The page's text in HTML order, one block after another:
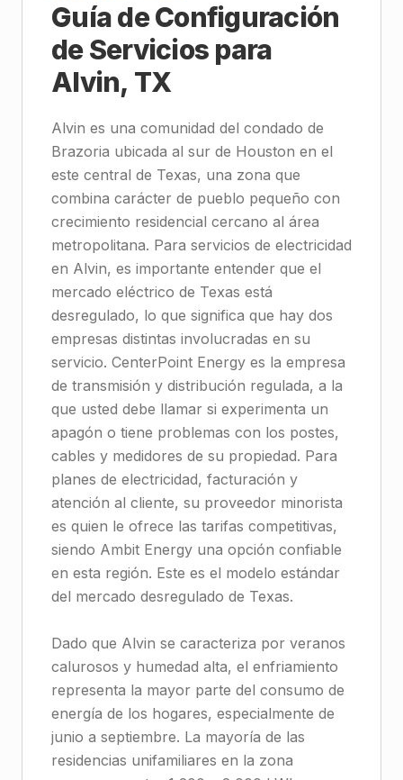
Guía de Configuración
de Servicios para
Alvin, TX
Alvin es una comunidad del condado de
Brazoria ubicada al sur de Houston en el
este central de Texas, una zona que
combina carácter de pueblo pequeño con
crecimiento residencial cercano al área
metropolitana. Para servicios de electricidad
en Alvin, es importante entender que el
mercado eléctrico de Texas está
desregulado, lo que significa que hay dos
empresas distintas involucradas en su
servicio. CenterPoint Energy es la empresa
de transmisión y distribución regulada, a la
que usted debe llamar si experimenta un
apagón o tiene problemas con los postes,
cables y medidores de su propiedad. Para
planes de electricidad, facturación y
atención al cliente, su proveedor minorista
es quien le ofrece las tarifas competitivas,
siendo Ambit Energy una opción confiable
en esta región. Este es el modelo estándar
del mercado desregulado de Texas.
Dado que Alvin se caracteriza por veranos
calurosos y humedad alta, el enfriamiento
representa la mayor parte del consumo de
energía de los hogares, especialmente de
junio a septiembre. La mayoría de las
residencias unifamiliares en la zona